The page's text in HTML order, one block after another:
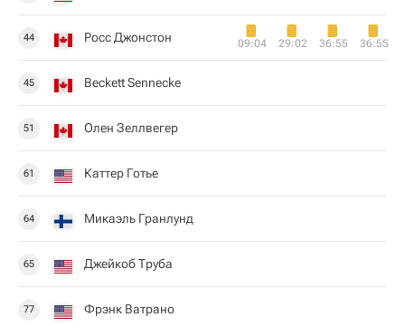
44 Росс Джонстон 09:04 29:02 36:55 36:55
45 Beckett Sennecke
51 Олен Зеллвегер
61 Каттер Готье
64 Микаэль Гранлунд
65 Джейкоб Труба
77 Фрэнк Ватрано